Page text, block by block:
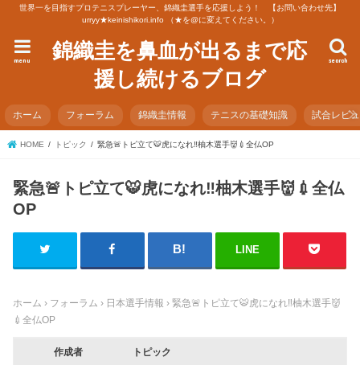
世界一を目指すプロテニスプレーヤー、錦織圭選手を応援しよう！ 【お問い合わせ先】
urryy★keinishikori.info （★を@に変えてください。）
錦織圭を鼻血が出るまで応
援し続けるブログ
search
menu
ホーム フォーラム 錦織圭情報 テニスの基礎知識 試合レビ
HOME トピック 緊急🚨トピ立て🐯虎になれ‼️柚木選手👹💉全仏OP
緊急🚨トピ立て🐯虎になれ‼️柚木選手👹💉全仏
OP
LINE
ホーム › フォーラム › 日本選手情報 › 緊急🚨トピ立て🐯虎になれ‼️柚木選手👹
💉全仏OP
作成者 トピック